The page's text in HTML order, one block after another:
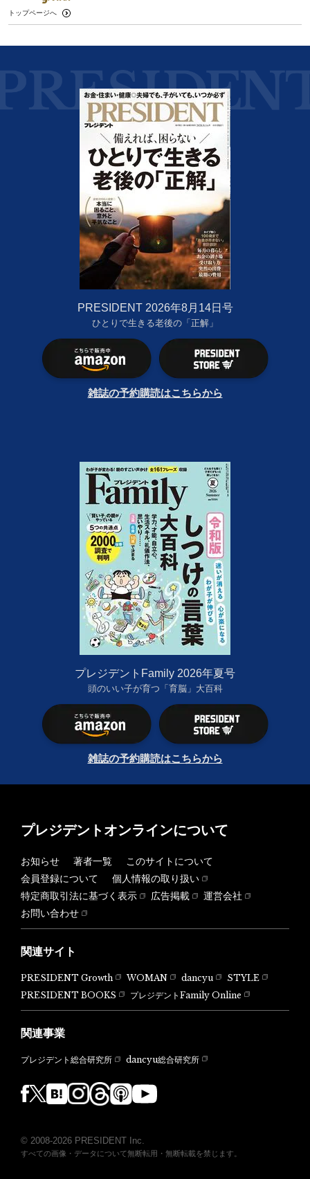
トップページへ
PRESIDENT 2026年8月14日号
ひとりで生きる老後の「正解」
雑誌の予約購読はこちらから
プレジデントFamily 2026年夏号
頭のいい子が育つ「育脳」大百科
雑誌の予約購読はこちらから
プレジデントオンラインについて
お知らせ 著者一覧
このサイトについて
会員登録について
個人情報の取り扱い
特定商取引法に基づく表示
広告掲載
運営会社
お問い合わせ
関連サイト
PRESIDENT Growth WOMAN dancyu
STYLE
PRESIDENT BOOKS
プレジデントFamily Online
関連事業
プレジデント総合研究所 dancyu総合研究所
© 2008-2026 PRESIDENT Inc.
すべての画像・データについて無断転用・無断転載を禁じます。